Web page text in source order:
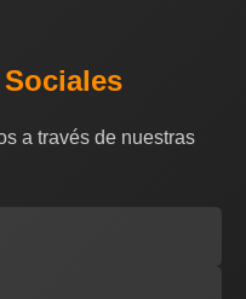
a través de nuestras